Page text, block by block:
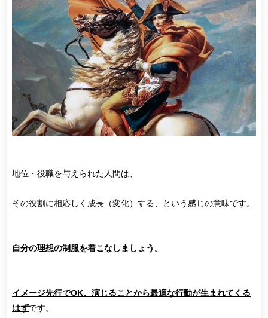
地位・役職を与えられた人間は、
その役割に相応しく成長（変化）する、という感じの意味です。
自分の理想の制服を着こなしましょう。
イメージ先行でOK、演じることから最適な行動が生まれてくる
はずです。